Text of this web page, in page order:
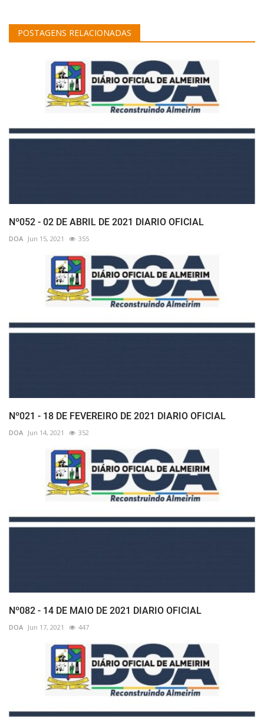
POSTAGENS RELACIONADAS
Nº052 - 02 DE ABRIL DE 2021 DIARIO OFICIAL
DOA Jun 15, 2021 355
Nº021 - 18 DE FEVEREIRO DE 2021 DIARIO OFICIAL
DOA Jun 14, 2021 352
Nº082 - 14 DE MAIO DE 2021 DIARIO OFICIAL
DOA Jun 17, 2021 447